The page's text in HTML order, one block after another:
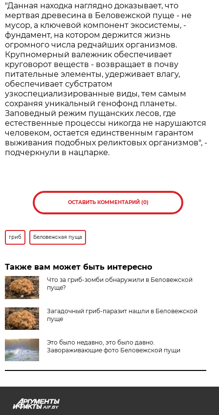
"Данная находка наглядно доказывает, что
мертвая древесина в Беловежской пуще - не
мусор, а ключевой компонент экосистемы, -
фундамент, на котором держится жизнь
огромного числа редчайших организмов.
Крупномерный валежник обеспечивает
круговорот веществ - возвращает в почву
питательные элементы, удерживает влагу,
обеспечивает субстратом
узкоспециализированные виды, тем самым
сохраняя уникальный генофонд планеты.
Заповедный режим пущанских лесов, где
естественные процессы никогда не нарушаются
человеком, остается единственным гарантом
выживания подобных реликтовых организмов", -
подчеркнули в нацпарке.
ОСТАВИТЬ КОММЕНТАРИЙ (0)
гриб Беловежская пуща
Также вам может быть интересно
Что за гриб-зомби обнаружили в Беловежской
пуще?
Загадочный гриб-паразит нашли в Беловежской
пуще
Это было недавно, это было давно.
Завораживающие фото Беловежской пущи
AIF.BY